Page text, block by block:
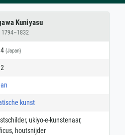
Kuniyasu
1794–1832
(Japan)
kunst
, ukiyo-e-kunstenaar,
, houtsnijder